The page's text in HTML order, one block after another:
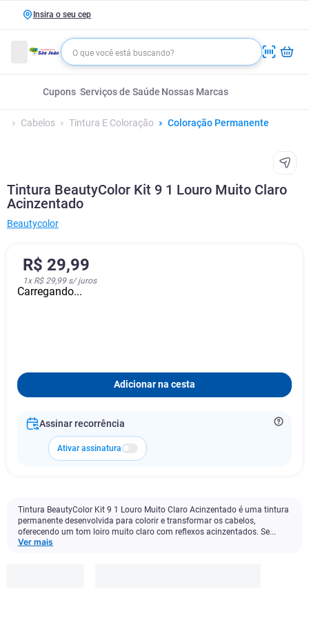
Insira o seu cep
Cupons Serviços de Saúde Nossas Marcas
Cabelos Tintura E Coloração Coloração Permanente
Tintura BeautyColor Kit 9 1 Louro Muito Claro
Acinzentado
Beautycolor
R$ 29,99
1x R$ 29,99s/ juros
Carregando...
Adicionar na cesta
Assinar recorrência
Ativar assinatura
Tintura BeautyColor Kit 9 1 Louro Muito Claro Acinzentado é uma tintura
permanente desenvolvida para colorir e transformar os cabelos,
oferecendo um tom loiro muito claro com reflexos acinzentados. Se...
Ver mais